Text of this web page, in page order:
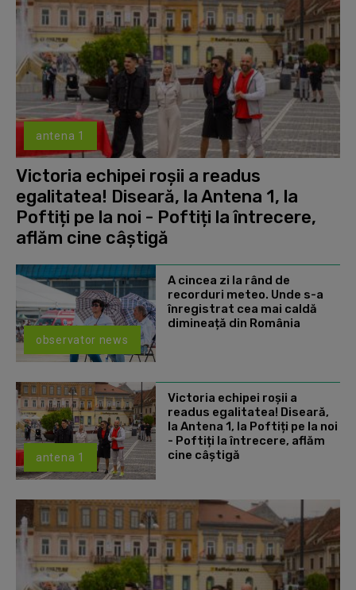
antena 1
Victoria echipei roșii a readus
egalitatea! Diseară, la Antena 1, la
Poftiți pe la noi - Poftiți la întrecere,
aflăm cine câștigă
observator news
A cincea zi la rând de
recorduri meteo. Unde s-a
înregistrat cea mai caldă
dimineață din România
antena 1
Victoria echipei roșii a
readus egalitatea! Diseară,
la Antena 1, la Poftiți pe la noi
- Poftiți la întrecere, aflăm
cine câștigă